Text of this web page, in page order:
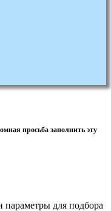
просьба заполнить эту
параметры для подбора